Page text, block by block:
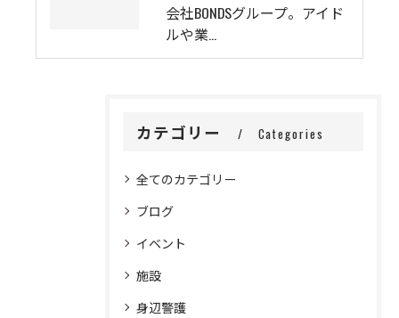
会社BONDSグループ。アイド
ルや業…
カテゴリー Categories
全てのカテゴリー
ブログ
イベント
施設
身辺警護